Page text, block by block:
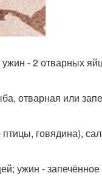
- 2 отварных
отварная или
говядина),
ужин -